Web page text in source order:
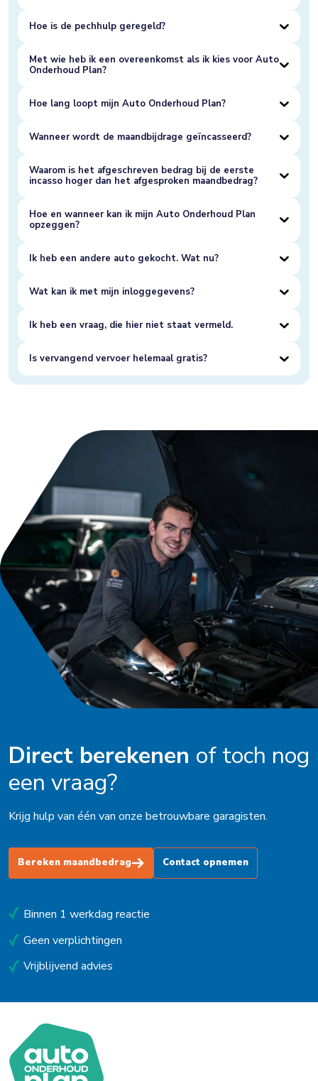
Hoe is de pechhulp geregeld?
Met wie heb ik een overeenkomst als ik kies voor Auto
Onderhoud Plan?
Hoe lang loopt mijn Auto Onderhoud Plan?
Wanneer wordt de maandbijdrage geïncasseerd?
Waarom is het afgeschreven bedrag bij de eerste
incasso hoger dan het afgesproken maandbedrag?
Hoe en wanneer kan ik mijn Auto Onderhoud Plan
opzeggen?
Ik heb een andere auto gekocht. Wat nu?
Wat kan ik met mijn inloggegevens?
Ik heb een vraag, die hier niet staat vermeld.
Is vervangend vervoer helemaal gratis?
Direct berekenen of toch nog
een vraag?
Krijg hulp van één van onze betrouwbare garagisten.
Bereken maandbedrag Contact opnemen
Binnen 1 werkdag reactie
Geen verplichtingen
Vrijblijvend advies